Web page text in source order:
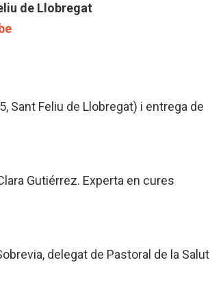
de Llobregat
Sant Feliu de Llobregat) i entrega de
Gutiérrez. Experta en cures
delegat de Pastoral de la Salut